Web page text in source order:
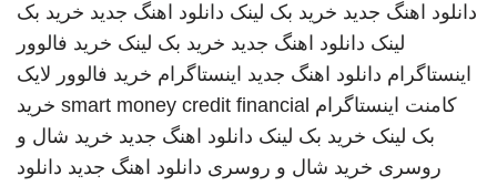
دانلود اهنگ جدید خرید بک لینک دانلود اهنگ جدید خرید بک
لینک دانلود اهنگ جدید خرید بک لینک خرید فالوور
اینستاگرام دانلود اهنگ جدید اینستاگرام خرید فالوور لایک
کامنت اینستاگرام smart money credit financial خرید
بک لینک خرید بک لینک دانلود اهنگ جدید خرید شال و
روسری خرید شال و روسری دانلود اهنگ جدید دانلود